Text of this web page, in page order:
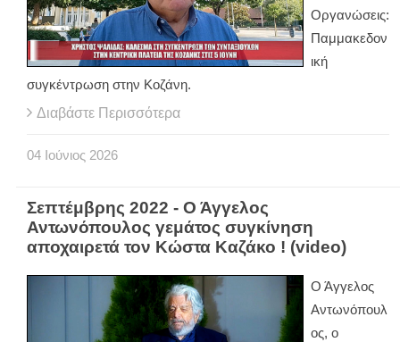
Οργανώσεις:
Παμμακεδον
ική
συγκέντρωση στην Κοζάνη.
Διαβάστε Περισσότερα
04 Ιούνιος 2026
Σεπτέμβρης 2022 - Ο Άγγελος
Αντωνόπουλος γεμάτος συγκίνηση
αποχαιρετά τον Κώστα Καζάκο ! (video)
Ο Άγγελος
Αντωνόπουλ
ος, ο